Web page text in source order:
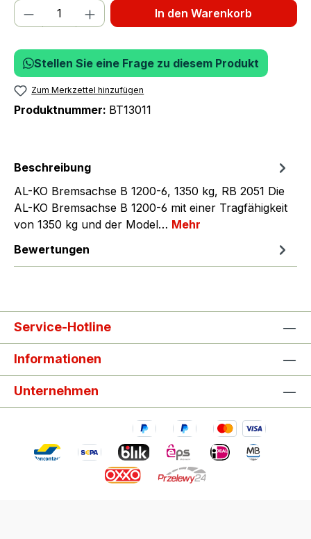
Produkt Anzahl: Gib den gewünschten
In den Warenkorb
Stellen Sie eine Frage zu diesem Produkt
Zum Merkzettel hinzufügen
Produktnummer: BT13011
Beschreibung
AL-KO Bremsachse B 1200-6, 1350 kg, RB 2051 Die
AL-KO Bremsachse B 1200-6 mit einer Tragfähigkeit
von 1350 kg und der Model… Mehr
Bewertungen
Service-Hotline
Informationen
Unternehmen